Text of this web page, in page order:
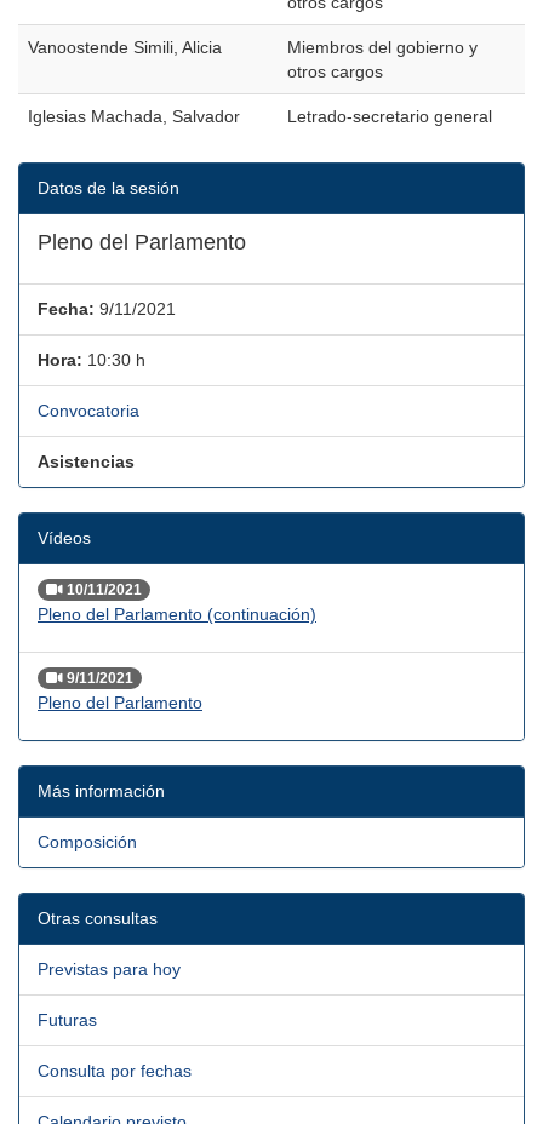
Vanoostende Simili, Alicia
Miembros del gobierno y
otros cargos
Iglesias Machada, Salvador Letrado-secretario general
Datos de la sesión
Pleno del Parlamento
Fecha: 9/11/2021
Hora: 10:30 h
Convocatoria
Asistencias
Vídeos
10/11/2021
Pleno del Parlamento (continuación)
9/11/2021
Pleno del Parlamento
Más información
Composición
Otras consultas
Previstas para hoy
Futuras
Consulta por fechas